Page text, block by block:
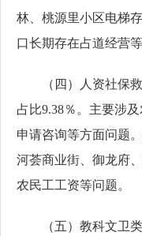
林、桃源里小区电梯
口长期存在占道经营等
（四）人资社保
占比9.38％。主要涉
申请咨询等方面问题
河荟商业街、御龙府
农民工工资等问题。
（五）教科文卫